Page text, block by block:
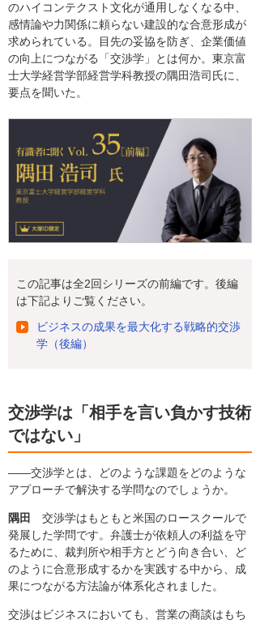
のハイコンテクスト文化が通用しなくなる中、
感情論や力関係に頼らない建設的な合意形成が
求められている。目先の妥協を防ぎ、企業価値
の向上につながる「交渉学」とは何か。東京富
士大学経営学部経営学科教授の隅田浩司氏に、
要点を聞いた。
この記事は全2回シリーズの前編です。後編
は下記よりご覧ください。
ビジネスの成果を最大化する戦略的交渉
学（後編）
交渉学は「相手を言い負かす技術
ではない」
――交渉学とは、どのような課題をどのような
アプローチで解決する学問なのでしょうか。
隅田
交渉学はもともと米国のロースクールで
発展した学問です。弁護士が依頼人の利益を守
るために、裁判所や相手方とどう向き合い、ど
のように合意形成するかを実践する中から、成
果につながる方法論が体系化されました。
交渉はビジネスにおいても、営業の商談はもち